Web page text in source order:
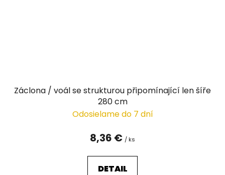
Záclona / voál se strukturou připomínající len šíře
280 cm
Odosielame do 7 dní
8,36 € / ks
DETAIL